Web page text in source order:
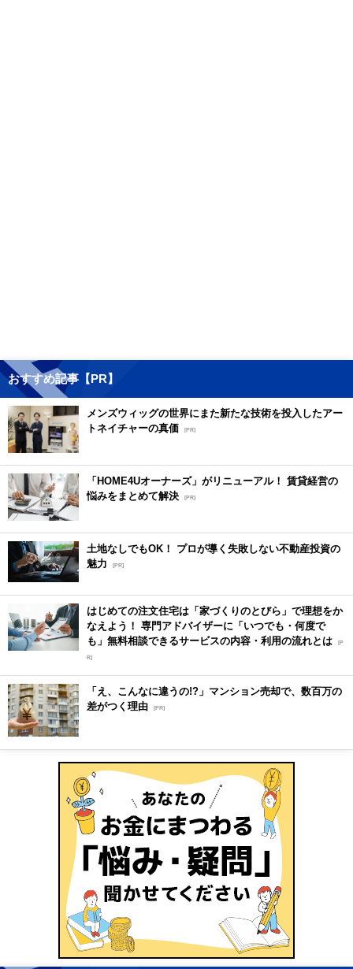
おすすめ記事【PR】
メンズウィッグの世界にまた新たな技術を投入したアー
トネイチャーの真価 [PR]
「HOME4Uオーナーズ」がリニューアル！ 賃貸経営の
悩みをまとめて解決 [PR]
土地なしでもOK！ プロが導く失敗しない不動産投資の
魅力
[PR]
はじめての注文住宅は「家づくりのとびら」で理想をか
なえよう！ 専門アドバイザーに「いつでも・何度で
も」無料相談できるサービスの内容・利用の流れとは [P
R]
「え、こんなに違うの!?」マンション売却で、数百万の
差がつく理由 [PR]